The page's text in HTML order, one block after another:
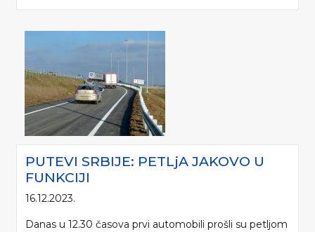
PUTEVI SRBIJE: PETLjA JAKOVO U
FUNKCIJI
16.12.2023.
Danas u 12.30 časova prvi automobili prošli su petljom